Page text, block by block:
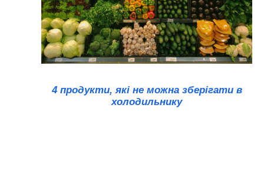
4 продукти, які не можна зберігати в
холодильнику